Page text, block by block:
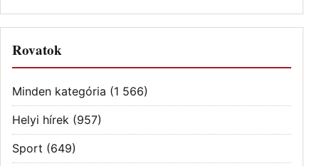
Rovatok
Minden kategória (1 566)
Helyi hírek (957)
Sport (649)